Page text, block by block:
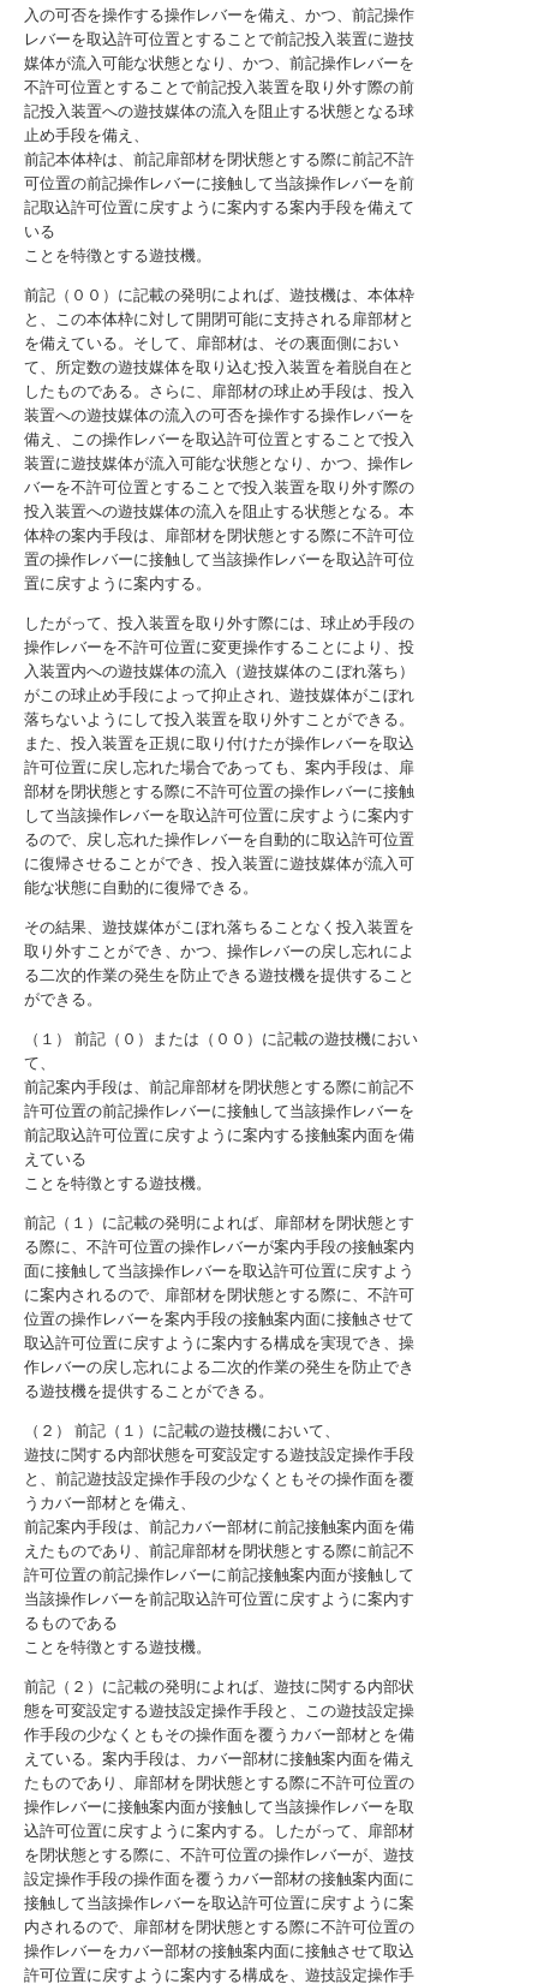
入の可否を操作する操作レバーを備え、かつ、前記操作
レバーを取込許可位置とすることで前記投入装置に遊技
媒体が流入可能な状態となり、かつ、前記操作レバーを
不許可位置とすることで前記投入装置を取り外す際の前
記投入装置への遊技媒体の流入を阻止する状態となる球
止め手段を備え、
前記本体枠は、前記扉部材を閉状態とする際に前記不許
可位置の前記操作レバーに接触して当該操作レバーを前
記取込許可位置に戻すように案内する案内手段を備えて
いる
ことを特徴とする遊技機。
前記（００）に記載の発明によれば、遊技機は、本体枠
と、この本体枠に対して開閉可能に支持される扉部材と
を備えている。そして、扉部材は、その裏面側におい
て、所定数の遊技媒体を取り込む投入装置を着脱自在と
したものである。さらに、扉部材の球止め手段は、投入
装置への遊技媒体の流入の可否を操作する操作レバーを
備え、この操作レバーを取込許可位置とすることで投入
装置に遊技媒体が流入可能な状態となり、かつ、操作レ
バーを不許可位置とすることで投入装置を取り外す際の
投入装置への遊技媒体の流入を阻止する状態となる。本
体枠の案内手段は、扉部材を閉状態とする際に不許可位
置の操作レバーに接触して当該操作レバーを取込許可位
置に戻すように案内する。
したがって、投入装置を取り外す際には、球止め手段の
操作レバーを不許可位置に変更操作することにより、投
入装置内への遊技媒体の流入（遊技媒体のこぼれ落ち）
がこの球止め手段によって抑止され、遊技媒体がこぼれ
落ちないようにして投入装置を取り外すことができる。
また、投入装置を正規に取り付けたが操作レバーを取込
許可位置に戻し忘れた場合であっても、案内手段は、扉
部材を閉状態とする際に不許可位置の操作レバーに接触
して当該操作レバーを取込許可位置に戻すように案内す
るので、戻し忘れた操作レバーを自動的に取込許可位置
に復帰させることができ、投入装置に遊技媒体が流入可
能な状態に自動的に復帰できる。
その結果、遊技媒体がこぼれ落ちることなく投入装置を
取り外すことができ、かつ、操作レバーの戻し忘れによ
る二次的作業の発生を防止できる遊技機を提供すること
ができる。
（１） 前記（０）または（００）に記載の遊技機におい
て、
前記案内手段は、前記扉部材を閉状態とする際に前記不
許可位置の前記操作レバーに接触して当該操作レバーを
前記取込許可位置に戻すように案内する接触案内面を備
えている
ことを特徴とする遊技機。
前記（１）に記載の発明によれば、扉部材を閉状態とす
る際に、不許可位置の操作レバーが案内手段の接触案内
面に接触して当該操作レバーを取込許可位置に戻すよう
に案内されるので、扉部材を閉状態とする際に、不許可
位置の操作レバーを案内手段の接触案内面に接触させて
取込許可位置に戻すように案内する構成を実現でき、操
作レバーの戻し忘れによる二次的作業の発生を防止でき
る遊技機を提供することができる。
（２） 前記（１）に記載の遊技機において、
遊技に関する内部状態を可変設定する遊技設定操作手段
と、前記遊技設定操作手段の少なくともその操作面を覆
うカバー部材とを備え、
前記案内手段は、前記カバー部材に前記接触案内面を備
えたものであり、前記扉部材を閉状態とする際に前記不
許可位置の前記操作レバーに前記接触案内面が接触して
当該操作レバーを前記取込許可位置に戻すように案内す
るものである
ことを特徴とする遊技機。
前記（２）に記載の発明によれば、遊技に関する内部状
態を可変設定する遊技設定操作手段と、この遊技設定操
作手段の少なくともその操作面を覆うカバー部材とを備
えている。案内手段は、カバー部材に接触案内面を備え
たものであり、扉部材を閉状態とする際に不許可位置の
操作レバーに接触案内面が接触して当該操作レバーを取
込許可位置に戻すように案内する。したがって、扉部材
を閉状態とする際に、不許可位置の操作レバーが、遊技
設定操作手段の操作面を覆うカバー部材の接触案内面に
接触して当該操作レバーを取込許可位置に戻すように案
内されるので、扉部材を閉状態とする際に不許可位置の
操作レバーをカバー部材の接触案内面に接触させて取込
許可位置に戻すように案内する構成を、遊技設定操作手